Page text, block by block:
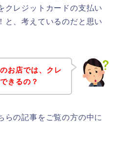
クレジットカードの支払い
と、考えているのだと思い
お店では、クレ
きるの？
らの記事をご覧の方の中に